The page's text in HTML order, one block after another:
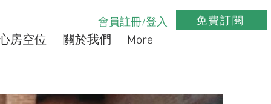
會員註冊/登入 免費訂閱
房空位 關於我們 More